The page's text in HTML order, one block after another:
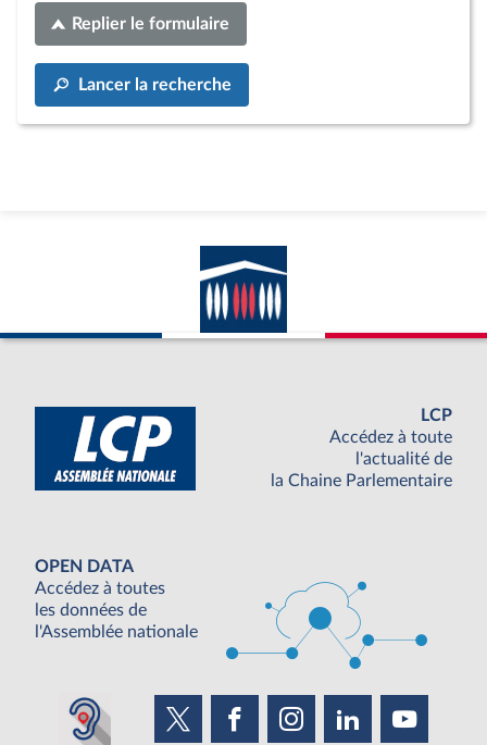
Replier le formulaire
Lancer la recherche
LCP
Accédez à toute
l'actualité de
la Chaine Parlementaire
OPEN DATA
Accédez à toutes
les données de
l'Assemblée nationale